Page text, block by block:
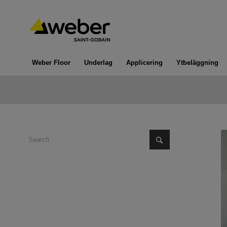
Weber Floor Underlag Applicering Ytbeläggning